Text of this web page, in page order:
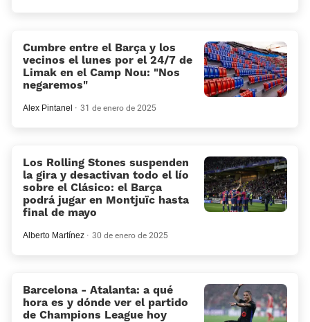
Cumbre entre el Barça y los
vecinos el lunes por el 24/7 de
Limak en el Camp Nou: "Nos
negaremos"
Alex Pintanel 31 de enero de 2025
Los Rolling Stones suspenden
la gira y desactivan todo el lío
sobre el Clásico: el Barça
podrá jugar en Montjuïc hasta
final de mayo
Alberto Martínez 30 de enero de 2025
Barcelona - Atalanta: a qué
hora es y dónde ver el partido
de Champions League hoy